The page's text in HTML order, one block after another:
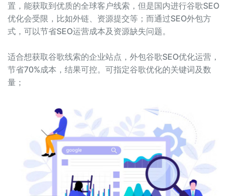
置，能获取到优质的全球客户线索，但是国内进行谷歌SEO
优化会受限，比如外链、资源提交等；而通过SEO外包方
式，可以节省SEO运营成本及资源缺失问题。
适合想获取谷歌线索的企业站点，外包谷歌SEO优化运营，
节省70%成本，结果可控。可指定谷歌优化的关键词及数
量；